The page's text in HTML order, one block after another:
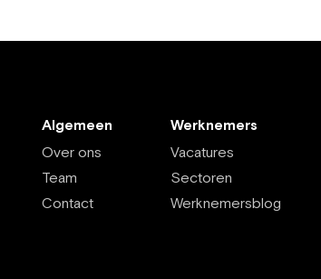
Algemeen
Over ons
Team
Contact
Werknemers
Vacatures
Sectoren
Werknemersblog